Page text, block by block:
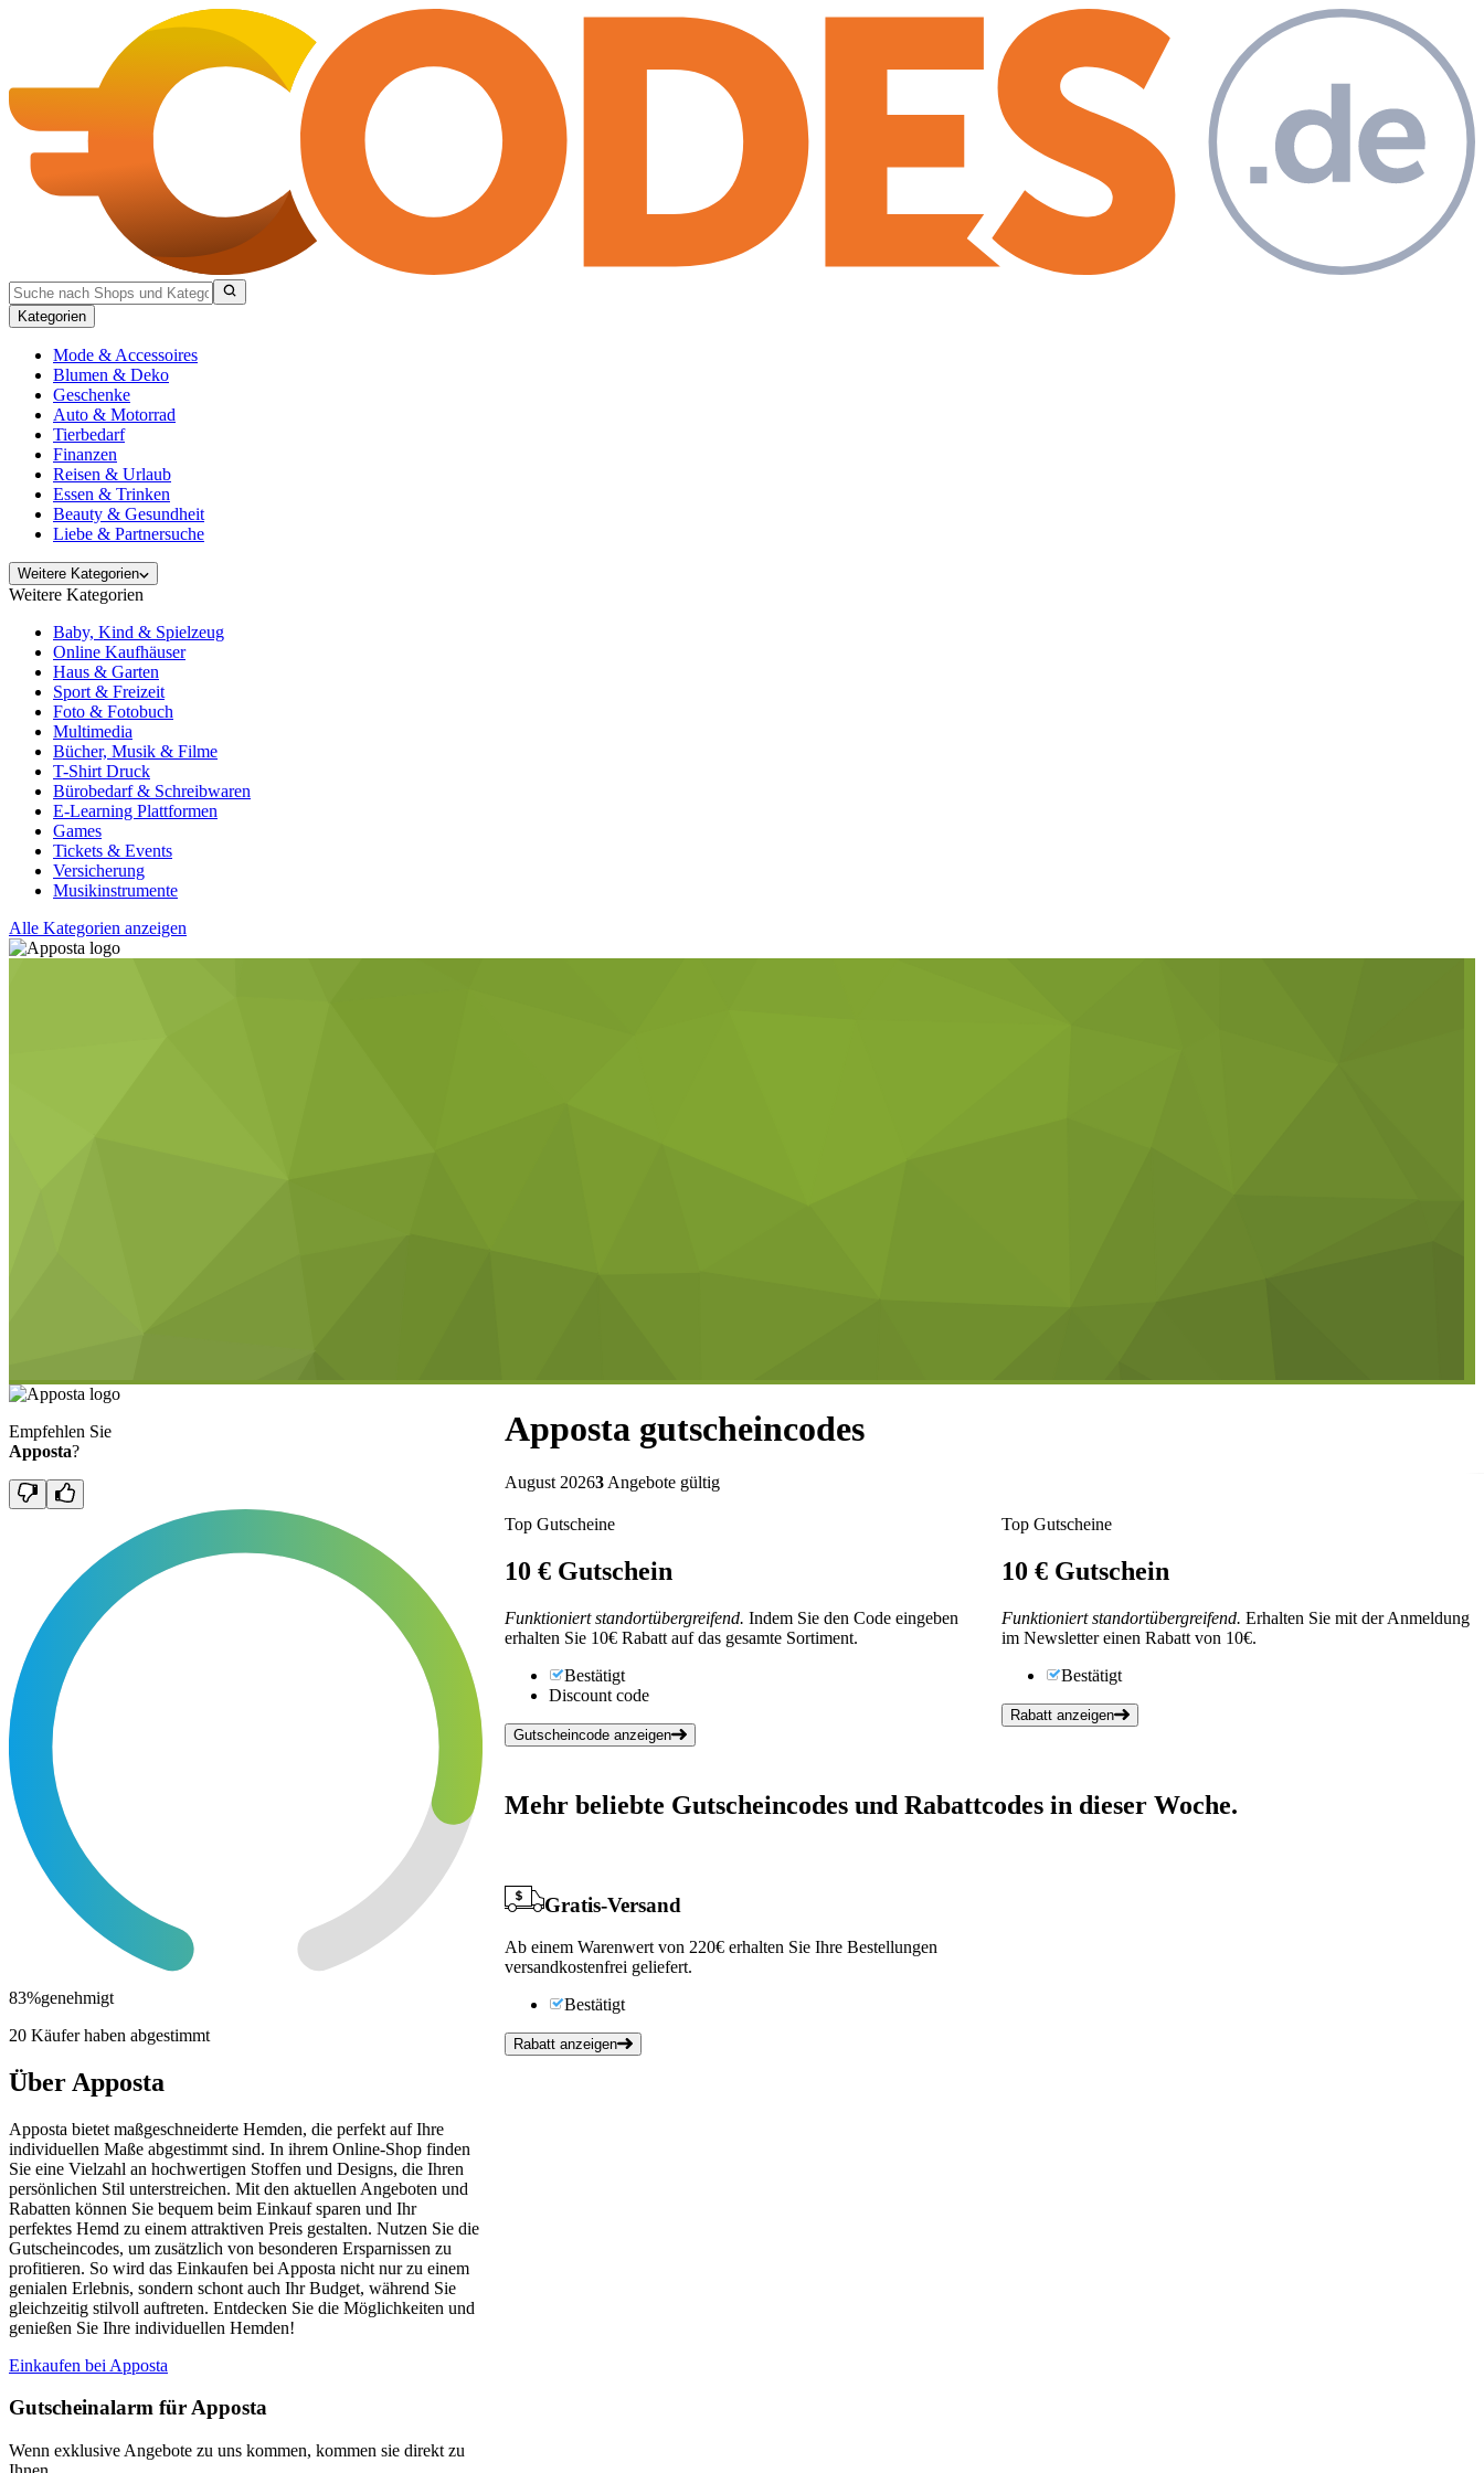
Kategorien
Mode & Accessoires
Blumen & Deko
Geschenke
Auto & Motorrad
Tierbedarf
Finanzen
Reisen & Urlaub
Essen & Trinken
Beauty & Gesundheit
Liebe & Partnersuche
Weitere Kategorien
Weitere Kategorien
Baby, Kind & Spielzeug
Online Kaufhäuser
Haus & Garten
Sport & Freizeit
Foto & Fotobuch
Multimedia
Bücher, Musik & Filme
T-Shirt Druck
Bürobedarf & Schreibwaren
E-Learning Plattformen
Games
Tickets & Events
Versicherung
Musikinstrumente
Alle Kategorien anzeigen
Apposta gutscheincodes
August 20263 Angebote gültig
Top Gutscheine
10 € Gutschein
Funktioniert standortübergreifend. Indem Sie den Code eingeben
erhalten Sie 10€ Rabatt auf das gesamte Sortiment.
Bestätigt
Discount code
Gutscheincode anzeigen
Top Gutscheine
10 € Gutschein
Funktioniert standortübergreifend. Erhalten Sie mit der Anmeldung
im Newsletter einen Rabatt von 10€.
Bestätigt
Rabatt anzeigen
Mehr beliebte Gutscheincodes und Rabattcodes in dieser Woche.
Empfehlen Sie
Apposta?
83%genehmigt
20 Käufer haben abgestimmt
Über Apposta
Apposta bietet maßgeschneiderte Hemden, die perfekt auf Ihre
individuellen Maße abgestimmt sind. In ihrem Online-Shop finden
Sie eine Vielzahl an hochwertigen Stoffen und Designs, die Ihren
persönlichen Stil unterstreichen. Mit den aktuellen Angeboten und
Rabatten können Sie bequem beim Einkauf sparen und Ihr
perfektes Hemd zu einem attraktiven Preis gestalten. Nutzen Sie die
Gutscheincodes, um zusätzlich von besonderen Ersparnissen zu
profitieren. So wird das Einkaufen bei Apposta nicht nur zu einem
genialen Erlebnis, sondern schont auch Ihr Budget, während Sie
gleichzeitig stilvoll auftreten. Entdecken Sie die Möglichkeiten und
genießen Sie Ihre individuellen Hemden!
Einkaufen bei Apposta
Gutscheinalarm für Apposta
Wenn exklusive Angebote zu uns kommen, kommen sie direkt zu
Gratis-Versand
Ab einem Warenwert von 220€ erhalten Sie Ihre Bestellungen
versandkostenfrei geliefert.
Bestätigt
Rabatt anzeigen